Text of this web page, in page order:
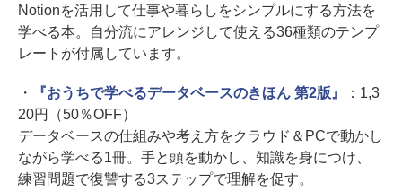
Notionを活用して仕事や暮らしをシンプルにする方法を
学べる本。自分流にアレンジして使える36種類のテンプ
レートが付属しています。
・ 『おうちで学べるデータベースのきほん 第2版』
：1,3
20円（50％OFF）
データベースの仕組みや考え方をクラウド＆PCで動かし
ながら学べる1冊。手と頭を動かし、知識を身につけ、
練習問題で復讐する3ステップで理解を促す。